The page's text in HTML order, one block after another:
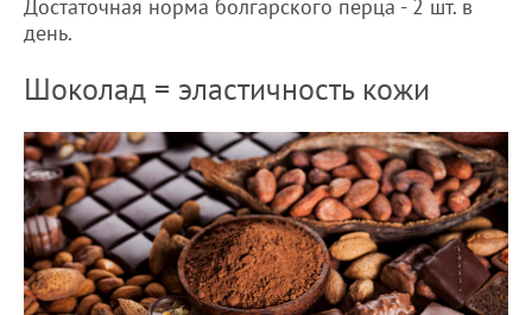
Достаточная норма болгарского перца - 2 шт. в
день.
Шоколад = эластичность кожи